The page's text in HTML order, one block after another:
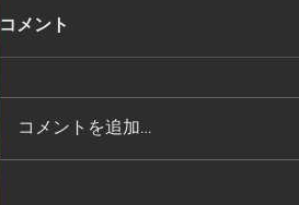
コメント
コメントを追加…